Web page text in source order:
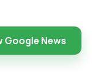
Google News